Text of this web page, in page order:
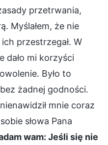
przetrwania,
Myślałem, że nie
przestrzegał. W
dało mi korzyści
Było to
żadnej godności.
mnie coraz
słowa Pana
wam: Jeśli się nie